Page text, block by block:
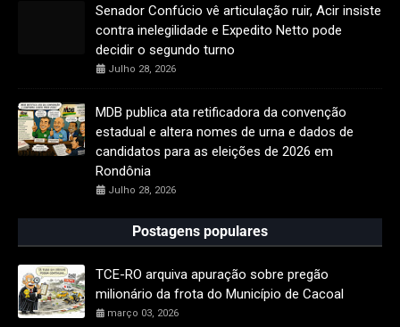
Senador Confúcio vê articulação ruir, Acir insiste
contra inelegilidade e Expedito Netto pode
decidir o segundo turno
Julho 28, 2026
MDB publica ata retificadora da convenção
estadual e altera nomes de urna e dados de
candidatos para as eleições de 2026 em
Rondônia
Julho 28, 2026
Postagens populares
TCE-RO arquiva apuração sobre pregão
milionário da frota do Município de Cacoal
março 03, 2026